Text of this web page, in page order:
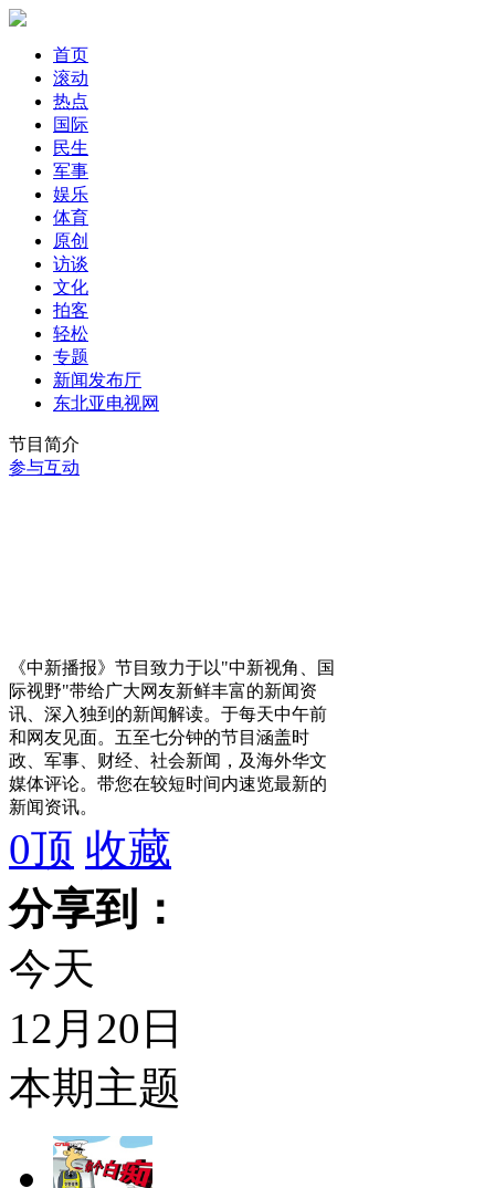
首页
滚动
热点
国际
民生
军事
娱乐
体育
原创
访谈
文化
拍客
轻松
专题
新闻发布厅
东北亚电视网
节目简介
参与互动
《中新播报》节目致力于以"中新视角、国
际视野"带给广大网友新鲜丰富的新闻资
讯、深入独到的新闻解读。于每天中午前
和网友见面。五至七分钟的节目涵盖时
政、军事、财经、社会新闻，及海外华文
媒体评论。带您在较短时间内速览最新的
新闻资讯。
0顶 收藏
分享到：
今天
12月20日
本期主题